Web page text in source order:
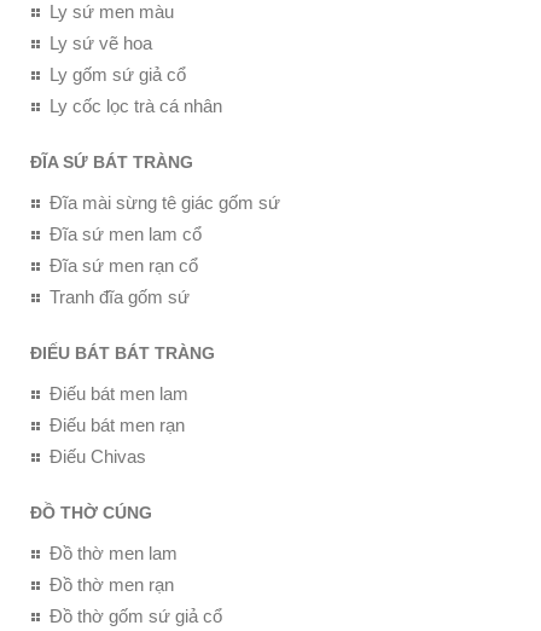
Ly sứ men màu
Ly sứ vẽ hoa
Ly gốm sứ giả cổ
Ly cốc lọc trà cá nhân
ĐĨA SỨ BÁT TRÀNG
Đĩa mài sừng tê giác gốm sứ
Đĩa sứ men lam cổ
Đĩa sứ men rạn cổ
Tranh đĩa gốm sứ
ĐIẾU BÁT BÁT TRÀNG
Điếu bát men lam
Điếu bát men rạn
Điếu Chivas
ĐỒ THỜ CÚNG
Đồ thờ men lam
Đồ thờ men rạn
Đồ thờ gốm sứ giả cổ